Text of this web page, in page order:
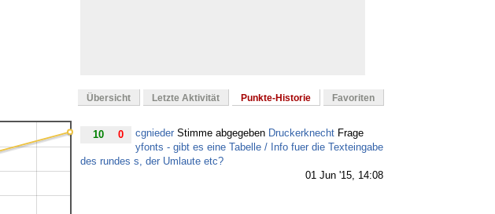
Übersicht Letzte Aktivität Punkte-Historie Favoriten
10 0 cgnieder Stimme abgegeben Druckerknecht Frage
yfonts - gibt es eine Tabelle / Info fuer die Texteingabe
des rundes s, der Umlaute etc?
01 Jun '15, 14:08